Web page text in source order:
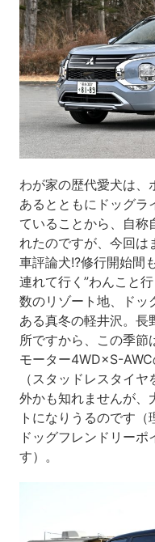
わが家の歴代愛犬は、
あるとともにドッグラ
ていることから、自称
れたのですが、今回は
車評論犬!?修行開始間
連れて行く”わんこと
数のリゾート地、ドッ
ある真冬の軽井沢。
所ですから、この季節
モーター4WD×S-
（スタッドレスタイ
外かも知れませんが、
トになりうるのです
ドッグフレンドリー
す）。